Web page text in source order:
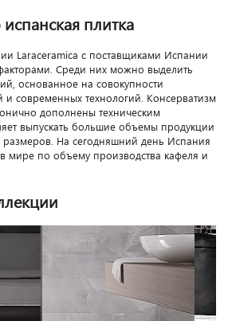
плитка
Laraceramica с поставщиками Испании
Среди них можно выделить
основанное на совокупности
и современных технологий. Консерватизм
дополнены техническим
выпускать большие объемы продукции
На сегодняшний день Испания
мире по объему производства кафеля и